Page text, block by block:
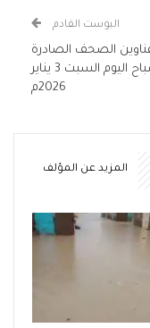
البوست القادم
عناوين الصحف الصادرة
صباح اليوم السبت 3 يناير
2026م
المزيد عن المؤلف